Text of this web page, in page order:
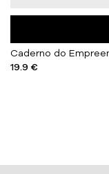
19.9 €